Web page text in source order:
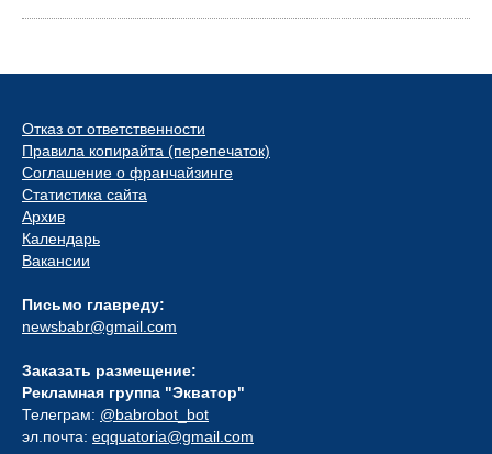
Отказ от ответственности
Правила копирайта (перепечаток)
Соглашение о франчайзинге
Статистика сайта
Архив
Календарь
Вакансии
Письмо главреду:
newsbabr@gmail.com
Заказать размещение:
Рекламная группа "Экватор"
Телеграм: @babrobot_bot
эл.почта: eqquatoria@gmail.com